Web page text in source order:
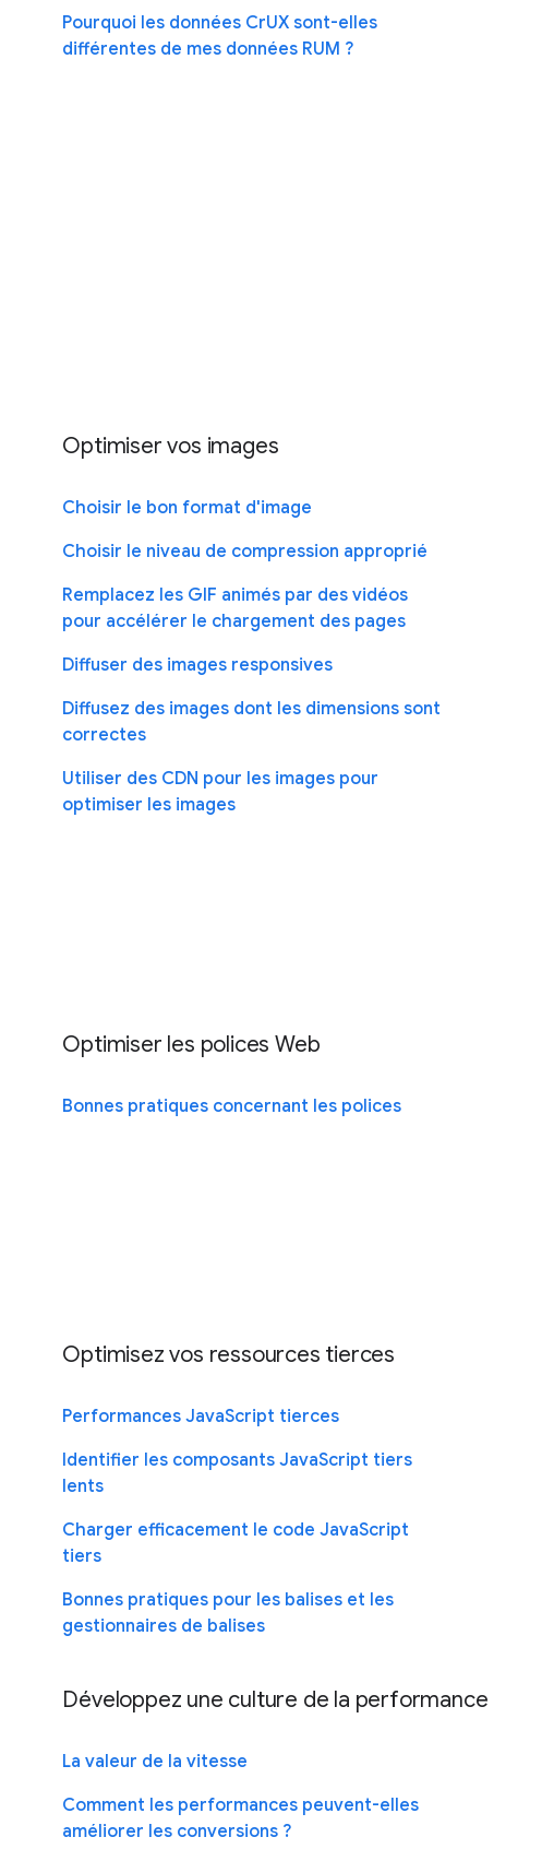
Pourquoi les données CrUX sont-elles
différentes de mes données RUM ?
Optimiser vos images
Choisir le bon format d'image
Choisir le niveau de compression approprié
Remplacez les GIF animés par des vidéos
pour accélérer le chargement des pages
Diffuser des images responsives
Diffusez des images dont les dimensions sont
correctes
Utiliser des CDN pour les images pour
optimiser les images
Optimiser les polices Web
Bonnes pratiques concernant les polices
Optimisez vos ressources tierces
Performances JavaScript tierces
Identifier les composants JavaScript tiers
lents
Charger efficacement le code JavaScript
tiers
Bonnes pratiques pour les balises et les
gestionnaires de balises
Développez une culture de la performance
La valeur de la vitesse
Comment les performances peuvent-elles
améliorer les conversions ?